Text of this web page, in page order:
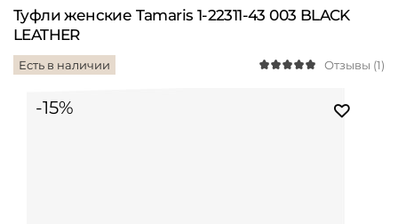
Туфли женские Tamaris 1-22311-43 003 BLACK
LEATHER
Есть в наличии Отзывы (1)
-15%